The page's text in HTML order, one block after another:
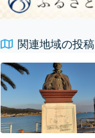
関連地域の投稿